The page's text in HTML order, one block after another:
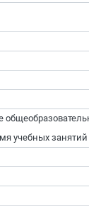
учебных занятий